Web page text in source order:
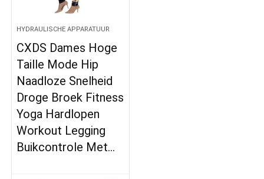
HYDRAULISCHE APPARATUUR
CXDS Dames Hoge
Taille Mode Hip
Naadloze Snelheid
Droge Broek Fitness
Yoga Hardlopen
Workout Legging
Buikcontrole Met…